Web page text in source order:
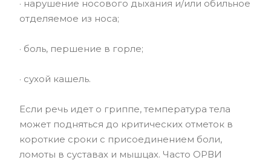
· нарушение носового дыхания и/или обильное
отделяемое из носа;
· боль, першение в горле;
· сухой кашель.
Если речь идет о гриппе, температура тела
может подняться до критических отметок в
короткие сроки с присоединением боли,
ломоты в суставах и мышцах. Часто ОРВИ